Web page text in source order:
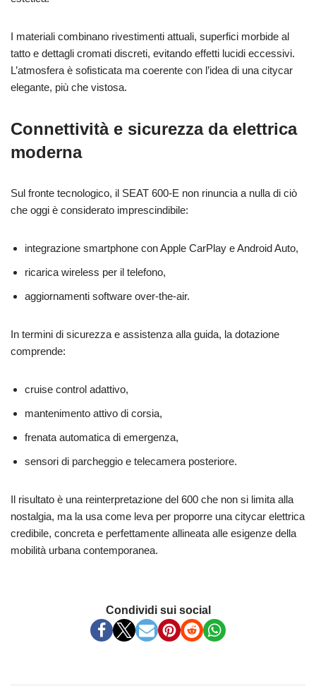
I materiali combinano rivestimenti attuali, superfici morbide al
tatto e dettagli cromati discreti, evitando effetti lucidi eccessivi.
L’atmosfera è sofisticata ma coerente con l’idea di una citycar
elegante, più che vistosa.
Connettività e sicurezza da elettrica
moderna
Sul fronte tecnologico, il SEAT 600‑E non rinuncia a nulla di ciò
che oggi è considerato imprescindibile:
integrazione smartphone con Apple CarPlay e Android Auto,
ricarica wireless per il telefono,
aggiornamenti software over‑the‑air.
In termini di sicurezza e assistenza alla guida, la dotazione
comprende:
cruise control adattivo,
mantenimento attivo di corsia,
frenata automatica di emergenza,
sensori di parcheggio e telecamera posteriore.
Il risultato è una reinterpretazione del 600 che non si limita alla
nostalgia, ma la usa come leva per proporre una citycar elettrica
credibile, concreta e perfettamente allineata alle esigenze della
mobilità urbana contemporanea.
Condividi sui social